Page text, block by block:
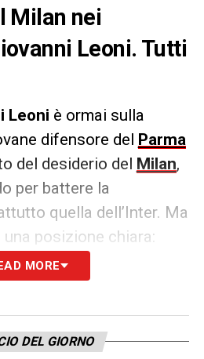
Milan nei
Leoni. Tutti
Leoni è ormai sulla
difensore del Parma
del desiderio del Milan,
per battere la
quella dell’Inter. Ma
posizione chiara:
almeno non a
ducale è pienamente
con fermezza e
MORE
DEL GIORNO